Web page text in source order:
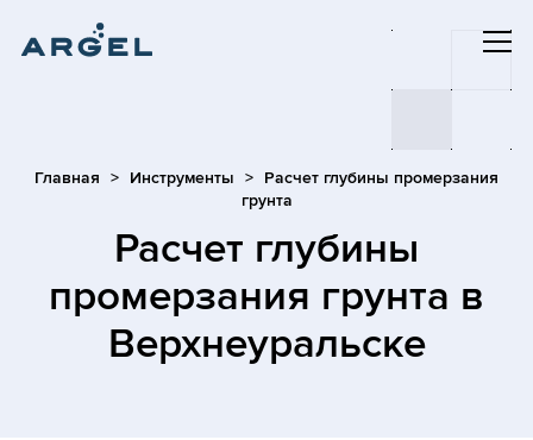
Главная Инструменты
Расчет глубины промерзания
грунта
Расчет глубины
промерзания грунта в
Верхнеуральске